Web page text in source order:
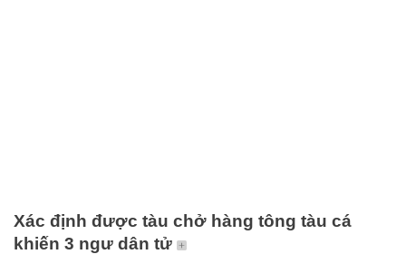
Xác định được tàu chở hàng tông tàu cá
khiến 3 ngư dân tử